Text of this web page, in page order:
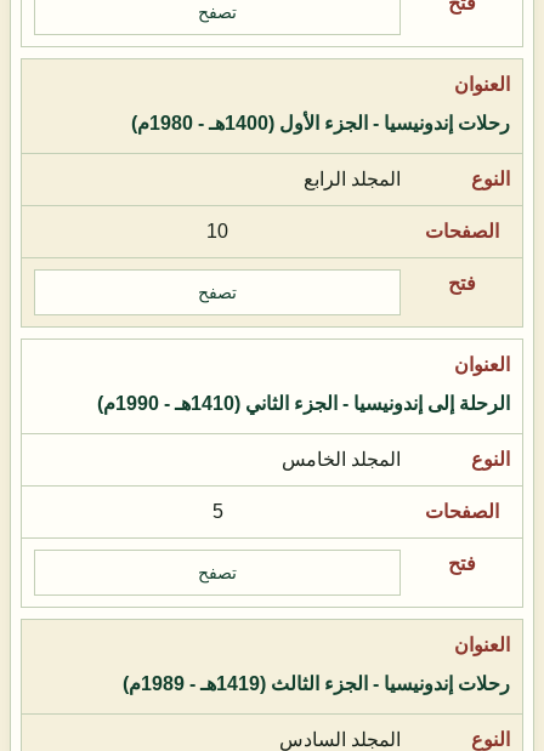
تصفح
رحلات إندونيسيا - الجزء الأول (1400هـ - 1980م)
المجلد الرابع
10
تصفح
الرحلة إلى إندونيسيا - الجزء الثاني (1410هـ - 1990م)
المجلد الخامس
5
تصفح
رحلات إندونيسيا - الجزء الثالث (1419هـ - 1989م)
المجلد السادس